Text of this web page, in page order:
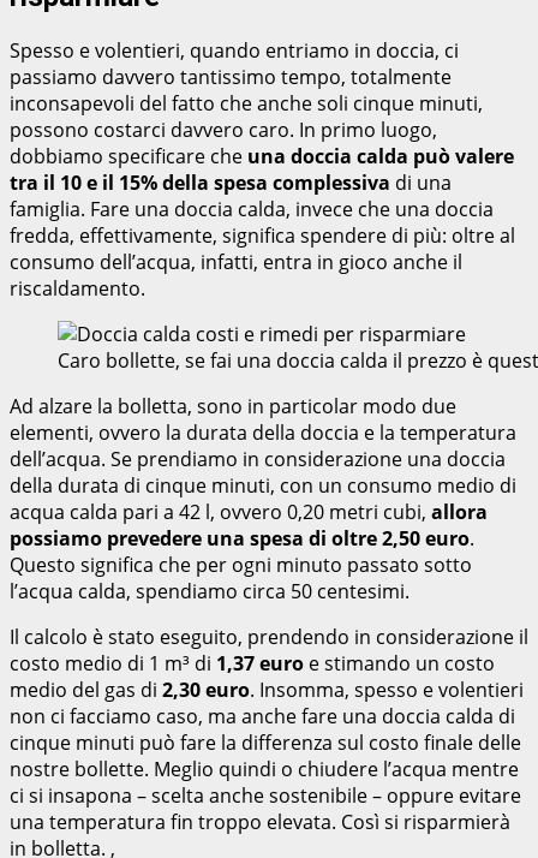
Spesso e volentieri, quando entriamo in doccia, ci
passiamo davvero tantissimo tempo, totalmente
inconsapevoli del fatto che anche soli cinque minuti,
possono costarci davvero caro. In primo luogo,
dobbiamo specificare che una doccia calda può valere
tra il 10 e il 15% della spesa complessiva di una
famiglia. Fare una doccia calda, invece che una doccia
fredda, effettivamente, significa spendere di più: oltre al
consumo dell’acqua, infatti, entra in gioco anche il
riscaldamento.
Caro bollette, se fai una doccia calda il prezzo è
Ad alzare la bolletta, sono in particolar modo due
elementi, ovvero la durata della doccia e la temperatura
dell’acqua. Se prendiamo in considerazione una doccia
della durata di cinque minuti, con un consumo medio di
acqua calda pari a 42 l, ovvero 0,20 metri cubi, allora
possiamo prevedere una spesa di oltre 2,50 euro.
Questo significa che per ogni minuto passato sotto
l’acqua calda, spendiamo circa 50 centesimi.
Il calcolo è stato eseguito, prendendo in considerazione il
costo medio di 1 m³ di 1,37 euro e stimando un costo
medio del gas di 2,30 euro. Insomma, spesso e volentieri
non ci facciamo caso, ma anche fare una doccia calda di
cinque minuti può fare la differenza sul costo finale delle
nostre bollette. Meglio quindi o chiudere l’acqua mentre
ci si insapona – scelta anche sostenibile – oppure evitare
una temperatura fin troppo elevata. Così si risparmierà
in bolletta. ,